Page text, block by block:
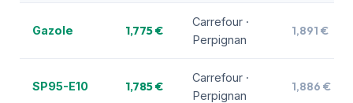
Gazole 1,775 €
Carrefour ·
Perpignan
1,891 €
SP95-E10 1,785 €
Carrefour ·
Perpignan
1,886 €